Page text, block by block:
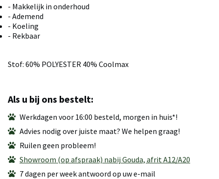
- Makkelijk in onderhoud
- Ademend
- Koeling
- Rekbaar
Stof: 60% POLYESTER 40% Coolmax
Als u bij ons bestelt:
Werkdagen voor 16:00 besteld, morgen in huis*!
Advies nodig over juiste maat? We helpen graag!
Ruilen geen probleem!
Showroom (op afspraak) nabij Gouda, afrit A12/A20
7 dagen per week antwoord op uw e-mail